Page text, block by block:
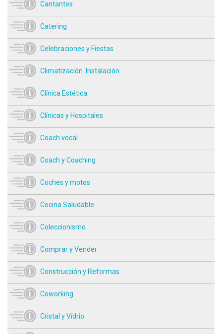
Cantantes
Catering
Celebraciones y Fiestas
Climatización. Instalación
Clínica Estética
Clínicas y Hospitales
Coach vocal
Coach y Coaching
Coches y motos
Cocina Saludable
Coleccionismo
Comprar y Vender
Construcción y Reformas
Coworking
Cristal y Vídrio